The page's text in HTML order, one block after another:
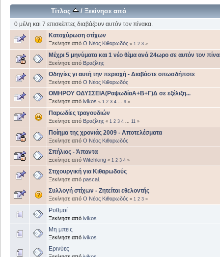
Τίτλος /Ξεκίνησε από
0 μέλη και 7 επισκέπτες διαβάζουν αυτόν τον πίνακα.
Κατοχύρωση στίχων
Ξεκίνησε από Ο Νέος Κιθαρωδός « 1 2 3 »
Μέχρι 5 μηνύματα και 1 νέο θέμα ανά 24ωρο σε αυτόν τον
Ξεκίνησε από Βραζίλης
Οδηγίες γι αυτή την περιοχή - Διαβάστε οπωσδήποτε
Ξεκίνησε από Ο Νέος Κιθαρωδός
ΟΜΗΡΟΥ ΟΔΥΣΣΕΙΑ(ΡαψωδίαΑ+Β+Γ)Δ σε εξέλιξη...
Ξεκίνησε από ivikos « 1 2 3 4 9 »
Παρωδίες τραγουδιών
Ξεκίνησε από Βραζίλης « 1 2 3 4 11 »
Ποίημα της χρονιάς 2009 - Αποτελέσματα
Ξεκίνησε από Ο Νέος Κιθαρωδός
Σπήλιος - Άπαντα
Ξεκίνησε από Witchking « 1 2 3 4 »
Στιχουργική για Κιθαρωδούς
Ξεκίνησε από pascal.
Συλλογή στίχων - Ζητείται εθελοντής
Ξεκίνησε από Ο Νέος Κιθαρωδός « 1 2 3 »
Ρυθμοί
Ξεκίνησε από ivikos
Μη μπεις
Ξεκίνησε από ivikos
Ερινύες